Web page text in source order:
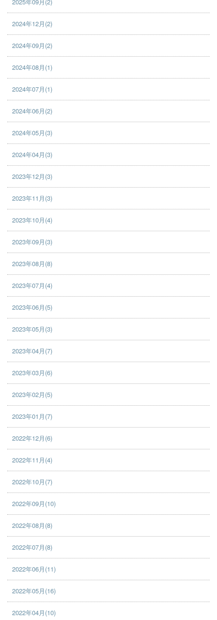
2025年09月(2)
2024年12月(2)
2024年09月(2)
2024年08月(1)
2024年07月(1)
2024年06月(2)
2024年05月(3)
2024年04月(3)
2023年12月(3)
2023年11月(3)
2023年10月(4)
2023年09月(3)
2023年08月(8)
2023年07月(4)
2023年06月(5)
2023年05月(3)
2023年04月(7)
2023年03月(6)
2023年02月(5)
2023年01月(7)
2022年12月(6)
2022年11月(4)
2022年10月(7)
2022年09月(10)
2022年08月(8)
2022年07月(8)
2022年06月(11)
2022年05月(16)
2022年04月(10)